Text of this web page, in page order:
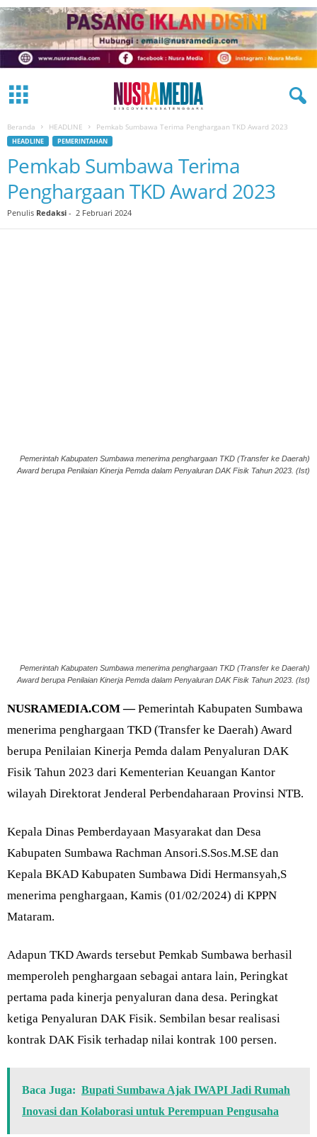
Beranda HEADLINE Pemkab Sumbawa Terima Penghargaan TKD Award 2023
HEADLINE PEMERINTAHAN
Pemkab Sumbawa Terima
Penghargaan TKD Award 2023
Penulis Redaksi - 2 Februari 2024
Pemerintah Kabupaten Sumbawa menerima penghargaan TKD (Transfer ke Daerah)
Award berupa Penilaian Kinerja Pemda dalam Penyaluran DAK Fisik Tahun 2023. (Ist)
Pemerintah Kabupaten Sumbawa menerima penghargaan TKD (Transfer ke Daerah)
Award berupa Penilaian Kinerja Pemda dalam Penyaluran DAK Fisik Tahun 2023. (Ist)
NUSRAMEDIA.COM —Pemerintah Kabupaten Sumbawa
menerima penghargaan TKD (Transfer ke Daerah) Award
berupa Penilaian Kinerja Pemda dalam Penyaluran DAK
Fisik Tahun 2023 dari Kementerian Keuangan Kantor
wilayah Direktorat Jenderal Perbendaharaan Provinsi NTB.
Kepala Dinas Pemberdayaan Masyarakat dan Desa
Kabupaten Sumbawa Rachman Ansori.S.Sos.M.SE dan
Kepala BKAD Kabupaten Sumbawa Didi Hermansyah,S
menerima penghargaan, Kamis (01/02/2024) di KPPN
Mataram.
Adapun TKD Awards tersebut Pemkab Sumbawa berhasil
memperoleh penghargaan sebagai antara lain, Peringkat
pertama pada kinerja penyaluran dana desa. Peringkat
ketiga Penyaluran DAK Fisik. Sembilan besar realisasi
kontrak DAK Fisik terhadap nilai kontrak 100 persen.
Baca Juga: Bupati Sumbawa Ajak IWAPI Jadi Rumah
Inovasi dan Kolaborasi untuk Perempuan Pengusaha